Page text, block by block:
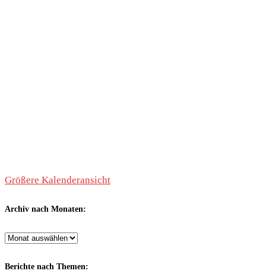
Größere Kalenderansicht
Archiv nach Monaten:
Archiv
Monaten:
Berichte nach Themen: